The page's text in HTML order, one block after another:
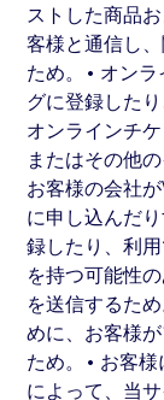
ストした商品
客様と通信し
ため。• オン
グに登録した
オンラインチ
またはその他
お客様の会社
に申し込んだ
録したり、利
を持つ可能性
を送信するた
めに、お客様
ため。• お客
によって、当